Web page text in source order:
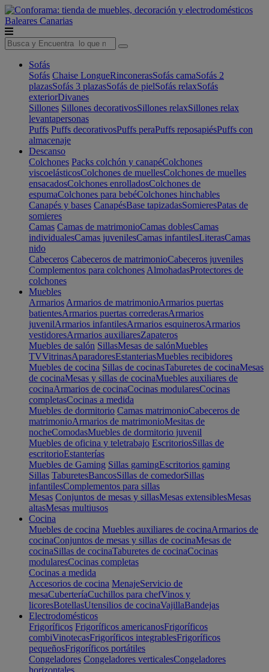
Baleares Canarias
Sofás
Sofás Chaise LongueRinconerasSofás camaSofás 2
plazasSofás 3 plazasSofás de pielSofás relaxSofás
exteriorDivanes
Sillones Sillones decorativosSillones relaxSillones relax
levantapersonas
Puffs Puffs decorativosPuffs peraPuffs reposapiésPuffs con
almacenaje
Descanso
Colchones Packs colchón y canapéColchones
viscoelásticosColchones de muellesColchones de muelles
ensacadosColchones enrolladosColchones de
espumaColchones para bebéColchones hinchables
Canapés y bases CanapésBase tapizadasSomieresPatas de
somieres
Camas Camas de matrimonioCamas doblesCamas
individualesCamas juvenilesCamas infantilesLiterasCamas
nido
Cabeceros Cabeceros de matrimonioCabeceros juveniles
Complementos para colchones AlmohadasProtectores de
colchones
Muebles
Armarios Armarios de matrimonioArmarios puertas
batientesArmarios puertas correderasArmarios
juvenilArmarios infantilesArmarios esquinerosArmarios
vestidoresArmarios auxiliaresZapateros
Muebles de salón SillasMesas de salónMuebles
TVVitrinasAparadoresEstanteriasMuebles recibidores
Muebles de cocina Sillas de cocinasTaburetes de cocinaMesas
de cocinaMesas y sillas de cocinaMuebles auxiliares de
cocinaArmarios de cocinaCocinas modularesCocinas
completasCocinas a medida
Muebles de dormitorio Camas matrimonioCabeceros de
matrimonioArmarios de matrimonioMesitas de
nocheComodasMuebles de dormitorio juvenil
Muebles de oficina y teletrabajo EscritoriosSillas de
escritorioEstanterías
Muebles de Gaming Sillas gamingEscritorios gaming
Sillas TaburetesBancosSillas de comedorSillas
infantilesComplementos para sillas
Mesas Conjuntos de mesas y sillasMesas extensiblesMesas
altasMesas multiusos
Cocina
Muebles de cocina Muebles auxiliares de cocinaArmarios de
cocinaConjuntos de mesas y sillas de cocinaMesas de
cocinaSillas de cocinaTaburetes de cocinaCocinas
modularesCocinas completas
Cocinas a medida
Accesorios de cocina MenajeServicio de
mesaCuberteríaCuchillos para chefVinos y
licoresBotellasUtensilios de cocinaVajillaBandejas
Electrodomésticos
Frigoríficos Frigoríficos americanosFrigoríficos
combiVinotecasFrigoríficos integrablesFrigoríficos
pequeñosFrigoríficos portátiles
Congeladores Congeladores verticalesCongeladores
horizontales